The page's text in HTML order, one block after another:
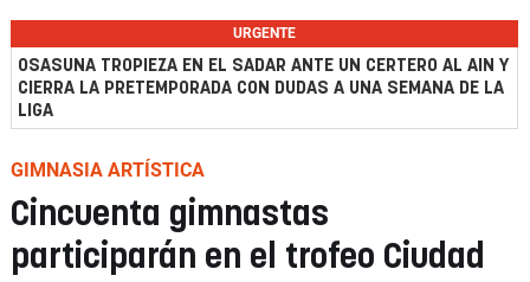
URGENTE
OSASUNA TROPIEZA EN EL SADAR ANTE UN CERTERO AL AIN Y
CIERRA LA PRETEMPORADA CON DUDAS A UNA SEMANA DE LA
LIGA
GIMNASIA ARTÍSTICA
Cincuenta gimnastas
participarán en el trofeo Ciudad